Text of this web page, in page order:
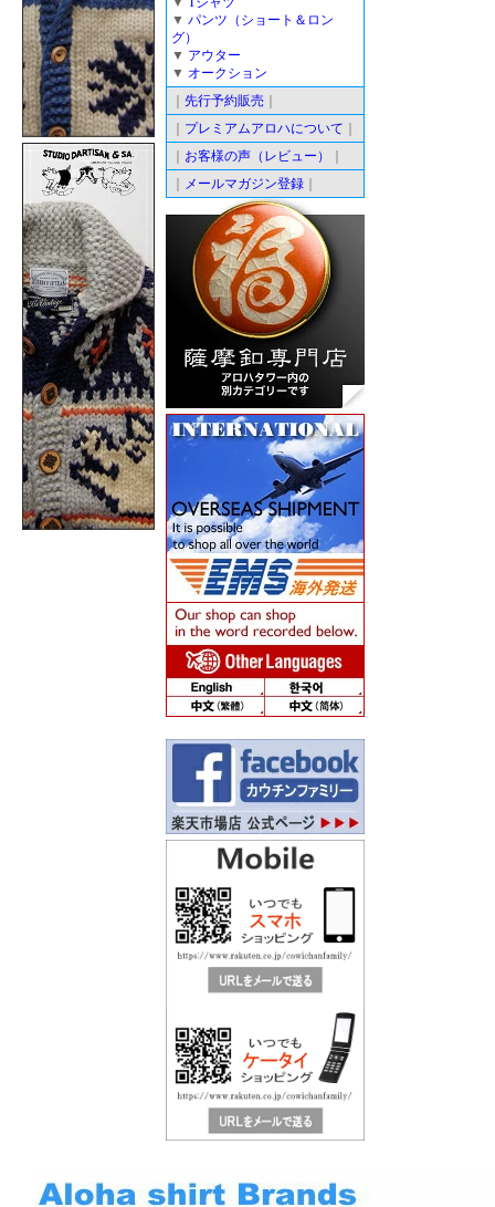
▼ パンツ（ショート＆ロン
グ）
▼ アウター
▼ オークション
先行予約販売
プレミアムアロハについて
お客様の声（レビュー）
メールマガジン登録